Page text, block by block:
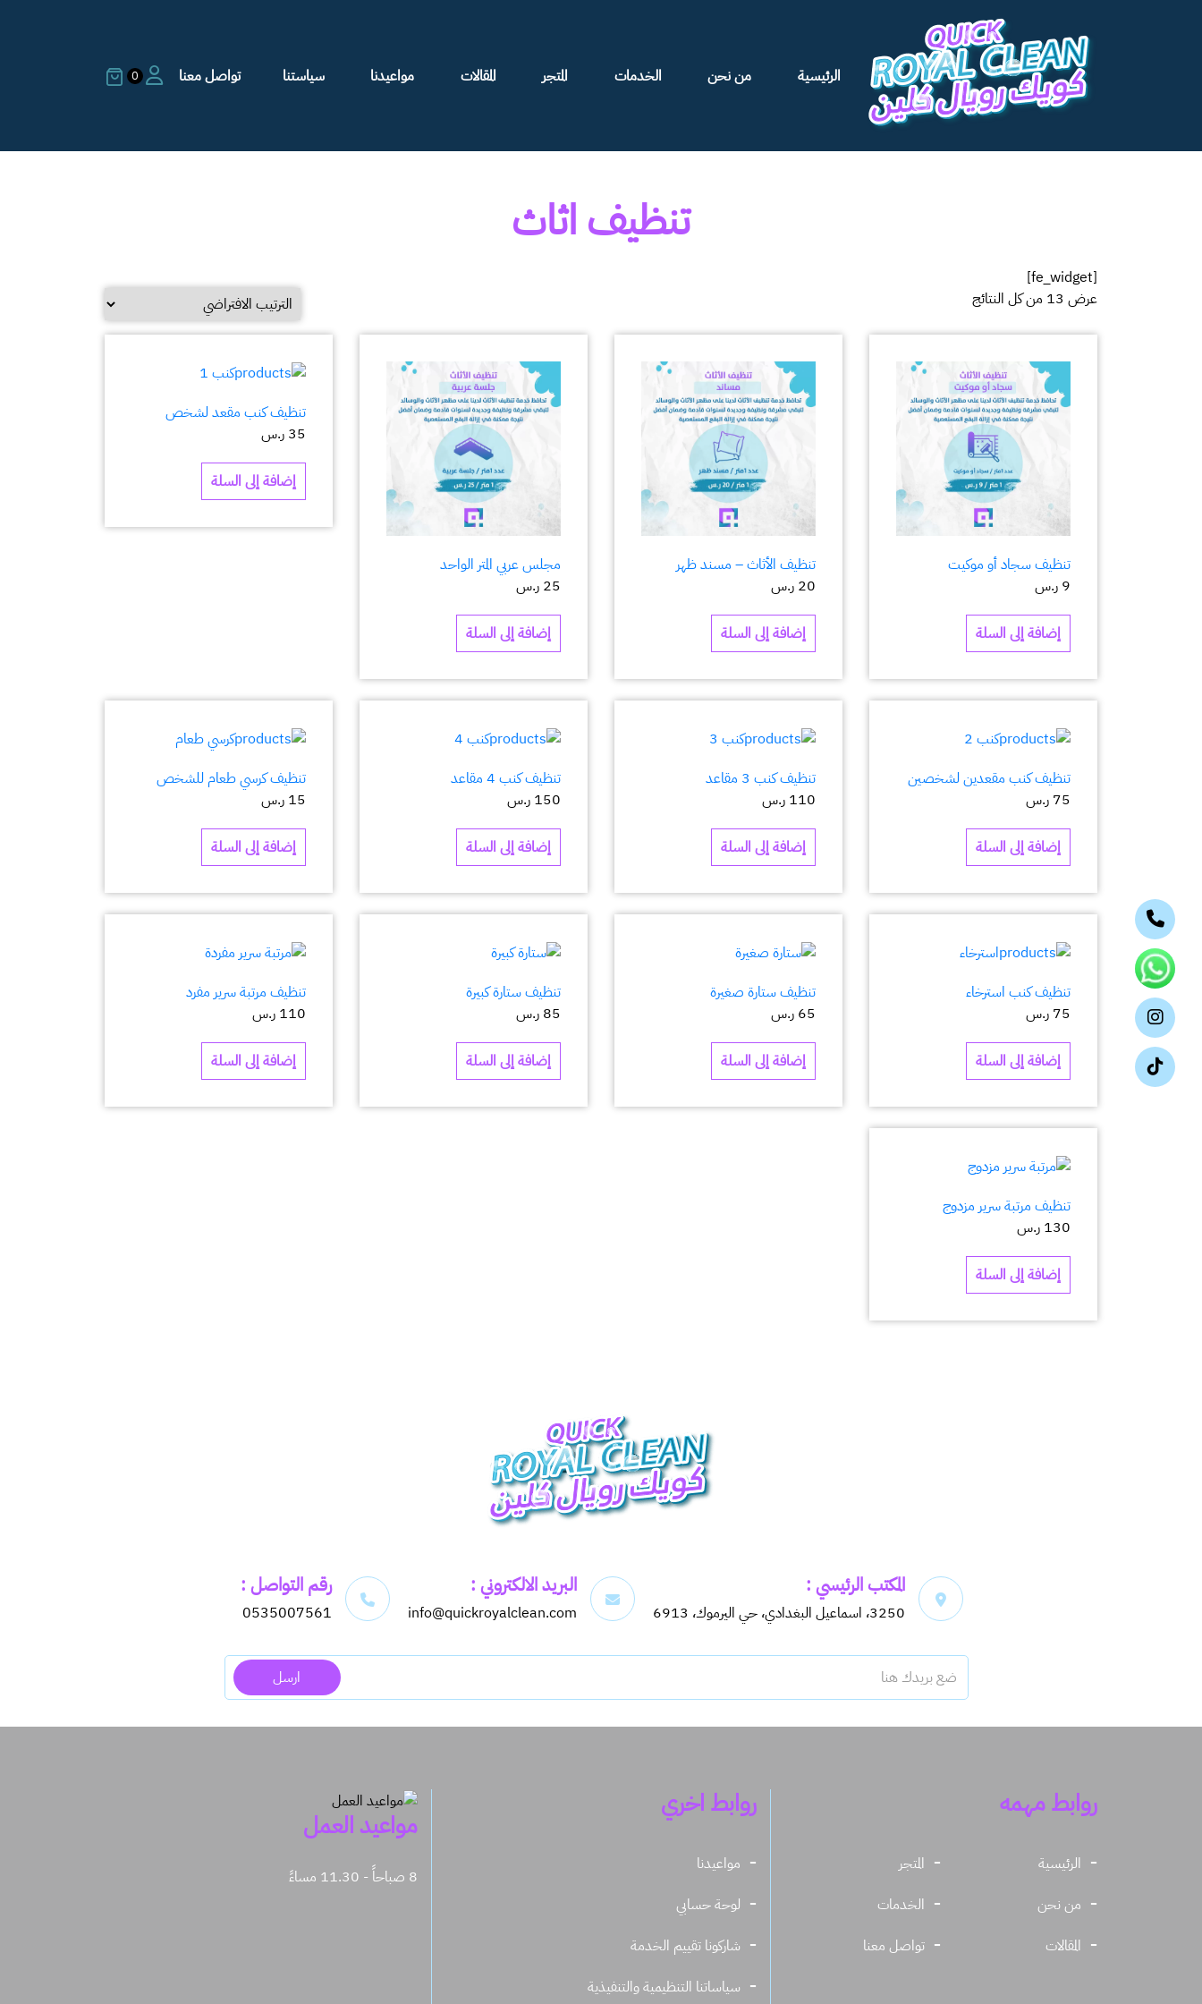
الرئيسية من نحن الخدمات المتجر المقالات مواعيدنا سياستنا تواصل معنا 0
تنظيف اثاث
[fe_widget]
عرض ⁦13⁩ من كل النتائج
تنظيف سجاد أو موكيت
9 ر.س
إضافة إلى السلة
تنظيف الأثاث – مسند ظهر
20 ر.س
إضافة إلى السلة
مجلس عربي المتر الواحد
25 ر.س
إضافة إلى السلة
تنظيف كنب مقعد لشخص
35 ر.س
إضافة إلى السلة
تنظيف كنب مقعدين لشخصين
75 ر.س
إضافة إلى السلة
تنظيف كنب 3 مقاعد
110 ر.س
إضافة إلى السلة
تنظيف كنب 4 مقاعد
150 ر.س
إضافة إلى السلة
تنظيف كرسي طعام للشخص
15 ر.س
إضافة إلى السلة
تنظيف كنب استرخاء
75 ر.س
إضافة إلى السلة
تنظيف ستارة صغيرة
65 ر.س
إضافة إلى السلة
تنظيف ستارة كبيرة
85 ر.س
إضافة إلى السلة
تنظيف مرتبة سرير مفرد
110 ر.س
إضافة إلى السلة
تنظيف مرتبة سرير مزدوج
130 ر.س
إضافة إلى السلة
المكتب الرئيسي :
3250، اسماعيل البغدادي، حي اليرموك، 6913
البريد الالكتروني :
info@quickroyalclean.com
رقم التواصل :
0535007561
ارسل
روابط مهمه
الرئيسية
المتجر
من نحن
الخدمات
المقالات
تواصل معنا
روابط اخري
مواعيدنا
لوحة حسابي
شاركونا تقييم الخدمة
سياساتنا التنظيمية والتنفيذية
مواعيد العمل
8 صباحاً - 11.30 مساءً